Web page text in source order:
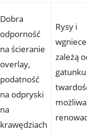
Dobra
odporność
na ścieranie
overlay,
podatność
na odpryski
na
krawędziach
Rysy i
zależą
możliwa